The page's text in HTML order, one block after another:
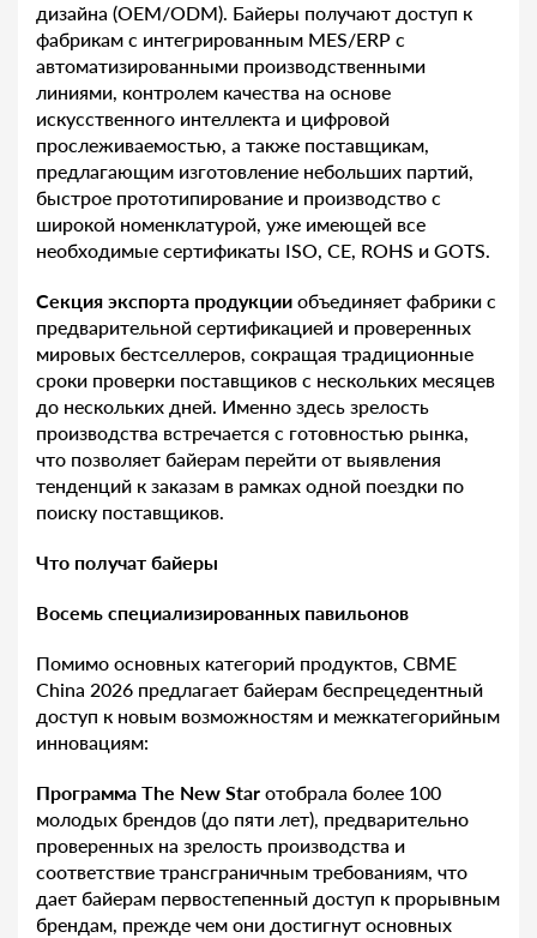
дизайна (OEM/ODM). Байеры получают доступ к
фабрикам с интегрированным MES/ERP с
автоматизированными производственными
линиями, контролем качества на основе
искусственного интеллекта и цифровой
прослеживаемостью, а также поставщикам,
предлагающим изготовление небольших партий,
быстрое прототипирование и производство с
широкой номенклатурой, уже имеющей все
необходимые сертификаты ISO, CE, ROHS и GOTS.
Секция экспорта продукции объединяет фабрики с
предварительной сертификацией и проверенных
мировых бестселлеров, сокращая традиционные
сроки проверки поставщиков с нескольких месяцев
до нескольких дней. Именно здесь зрелость
производства встречается с готовностью рынка,
что позволяет байерам перейти от выявления
тенденций к заказам в рамках одной поездки по
поиску поставщиков.
Что получат байеры
Восемь специализированных павильонов
Помимо основных категорий продуктов, CBME
China 2026 предлагает байерам беспрецедентный
доступ к новым возможностям и межкатегорийным
инновациям:
Программа The New Star отобрала более 100
молодых брендов (до пяти лет), предварительно
проверенных на зрелость производства и
соответствие трансграничным требованиям, что
дает байерам первостепенный доступ к прорывным
брендам, прежде чем они достигнут основных